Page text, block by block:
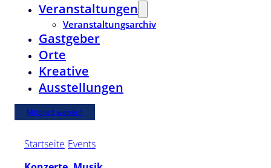
Veranstaltungen
Veranstaltungsarchiv
Gastgeber
Orte
Kreative
Ausstellungen
Mitglied werden
Startseite Events